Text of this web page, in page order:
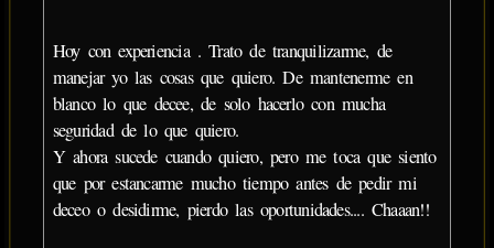
Hoy con experiencia . Trato de tranquilizarme, de
manejar yo las cosas que quiero. De mantenerme en
blanco lo que decee, de solo hacerlo con mucha
seguridad de lo que quiero.
Y ahora sucede cuando quiero, pero me toca que siento
que por estancarme mucho tiempo antes de pedir mi
deceo o desidirme, pierdo las oportunidades.... Chaaan!!